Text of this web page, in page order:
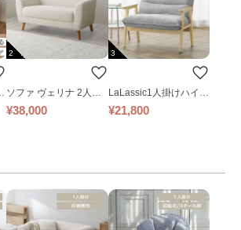
2
ソファ ヴェリナ 2人掛
け
¥38,000
3
LaLassic1人掛けハイバ
ックソファ ワイド
¥21,800